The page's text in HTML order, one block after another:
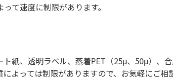
て速度に制限があります。
紙、透明ラベル、蒸着PET（25μ、50μ）、
よっては制限がありますので、お気軽にご相